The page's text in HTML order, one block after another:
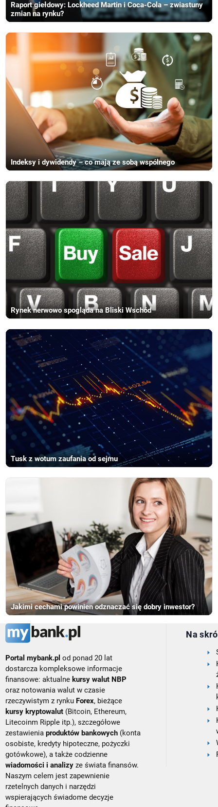
Raport giełdowy: Lockheed Martin i Coca-Cola – zwiastuny
zmian na rynku?
Indeksy i dywidendy – co mają ze sobą wspólnego
Rynek nerwowo spogląda na Bliski Wschód
Tusk z wotum zaufania od sejmu
Jakimi cechami powinien odznaczać się dobry inwestor?
Portal mybank.pl od ponad 20 lat
dostarcza kompleksowe informacje
finansowe: aktualne kursy walut NBP
oraz notowania walut w czasie
rzeczywistym z rynku Forex, bieżące
kursy kryptowalut (Bitcoin, Ethereum,
Litecoinm Ripple itp.), szczegółowe
zestawieniaproduktów bankowych (konta
osobiste, kredyty hipoteczne, pożyczki
gotówkowe), a także codzienne
wiadomości i analizy ze świata finansów.
Naszym celem jest zapewnienie
rzetelnych danych i narzędzi
wspierających świadome decyzje
Na